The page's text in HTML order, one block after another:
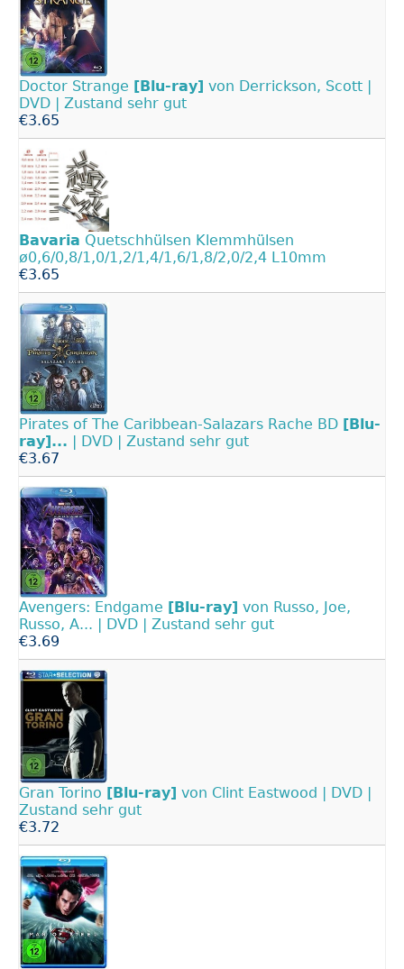
Doctor Strange [Blu-ray] von Derrickson, Scott |
DVD | Zustand sehr gut
€3.65
Bavaria Quetschhülsen Klemmhülsen
ø0,6/0,8/1,0/1,2/1,4/1,6/1,8/2,0/2,4 L10mm
€3.65
Pirates of The Caribbean-Salazars Rache BD [Blu-
ray]... | DVD | Zustand sehr gut
€3.67
Avengers: Endgame [Blu-ray] von Russo, Joe,
Russo, A... | DVD | Zustand sehr gut
€3.69
Gran Torino [Blu-ray] von Clint Eastwood | DVD |
Zustand sehr gut
€3.72